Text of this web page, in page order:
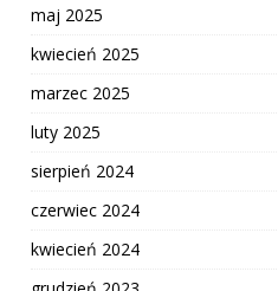
maj 2025
kwiecień 2025
marzec 2025
luty 2025
sierpień 2024
czerwiec 2024
kwiecień 2024